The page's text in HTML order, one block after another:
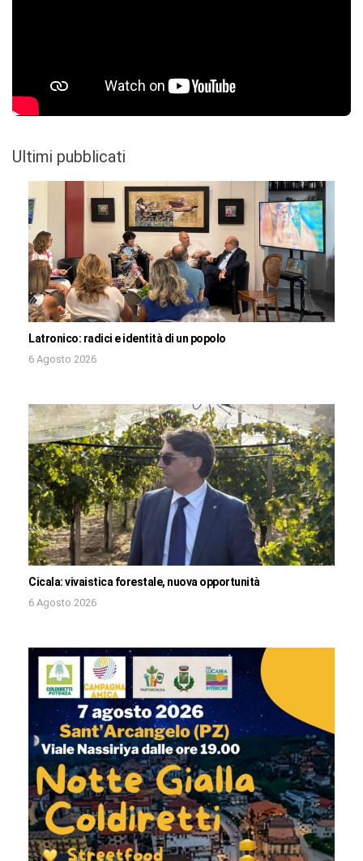
Ultimi pubblicati
Latronico: radici e identità di un popolo
6 Agosto 2026
Cicala: vivaistica forestale, nuova opportunità
6 Agosto 2026